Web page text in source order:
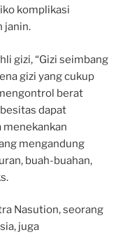
komplikasi
janin.
gizi, “Gizi seimbang
gizi yang cukup
berat
dapat
menekankan
mengandung
buah-buahan,
Nasution, seorang
juga